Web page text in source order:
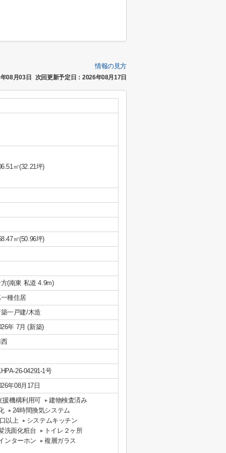
情報の見方
08月03日 次回更新予定日：2026年08月17日
㎡(32.21坪)
㎡(50.96坪)
(南東 私道 4.9m)
種住居
一戸建/木造
年 7月 (新築)
26-04291-1号
年08月17日
援機構利用可
建物検査済み
24時間換気システム
以上
システムキッチン
洗面化粧台
トイレ２ヶ所
ンターホン
複層ガラス